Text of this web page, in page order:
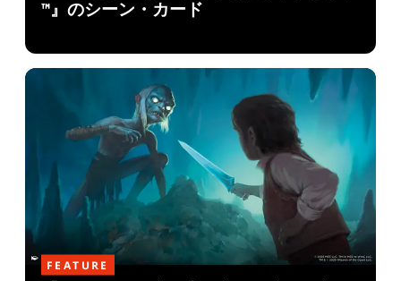
™』のシーン・カード
FEATURE